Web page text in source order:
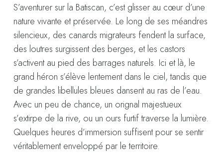
S’aventurer sur la Batiscan, c’est glisser au cœur d’une
nature vivante et préservée. Le long de ses méandres
silencieux, des canards migrateurs fendent la surface,
des loutres surgissent des berges, et les castors
s’activent au pied des barrages naturels. Ici et là, le
grand héron s’élève lentement dans le ciel, tandis que
de grandes libellules bleues dansent au ras de l’eau.
Avec un peu de chance, un orignal majestueux
s’extirpe de la rive, ou un ours furtif traverse la lumière.
Quelques heures d’immersion suffisent pour se sentir
véritablement enveloppé par le territoire.